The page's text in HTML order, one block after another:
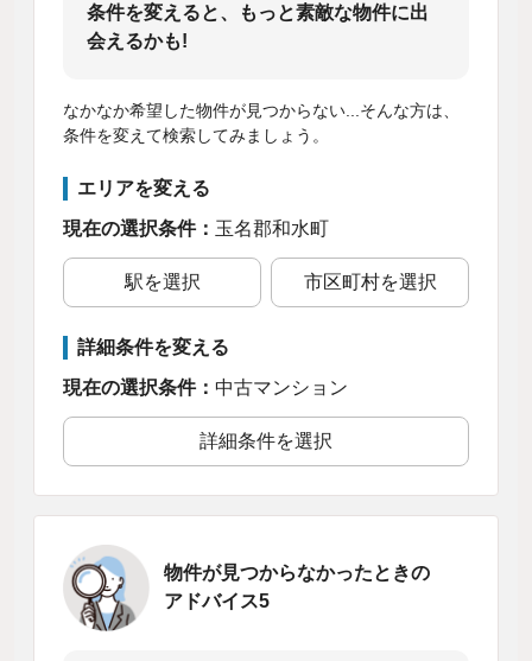
条件を変えると、もっと素敵な物件に出
会えるかも!
なかなか希望した物件が見つからない...そんな方は、
条件を変えて検索してみましょう。
エリアを変える
現在の選択条件： 玉名郡和水町
駅を選択 市区町村を選択
詳細条件を変える
現在の選択条件： 中古マンション
詳細条件を選択
物件が見つからなかったときの
アドバイス5